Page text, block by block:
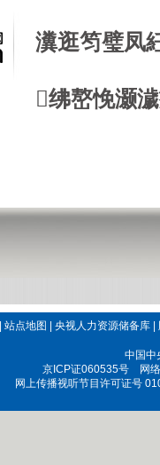
瀵逛笉璧凤
绋嶅悗灏
站点地图 央视人力资源储备库|
中国中
京ICP证060535号网络
网上传播视听节目许可证号